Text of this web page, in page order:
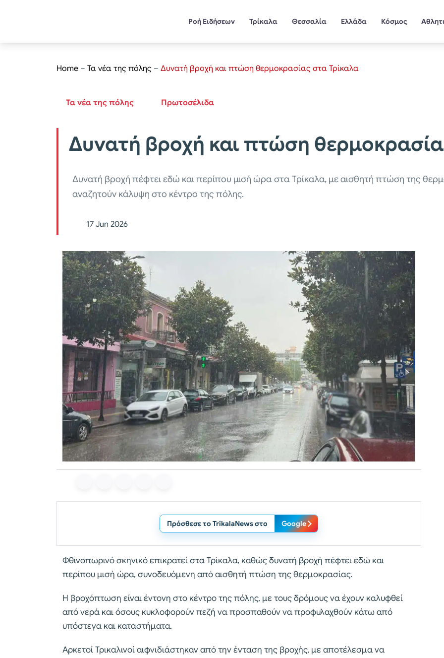
Ροή Ειδήσεων Τρίκαλα Θεσσαλία Ελλάδα Κόσμος
Home – Τα νέα της πόλης – Δυνατή βροχή και πτώση θερμοκρασίας στα Τρίκαλα
Τα νέα της πόλης Πρωτοσέλιδα
Δυνατή βροχή και πτώση
Δυνατή βροχή πέφτει εδώ και περίπου μισή ώρα στα Τρίκαλα, με αισθητή πτώση της
αναζητούν κάλυψη στο κέντρο της πόλης.
17 Jun 2026
Πρόσθεσε το TrikalaNews στο Google
Φθινοπωρινό σκηνικό επικρατεί στα Τρίκαλα, καθώς δυνατή βροχή πέφτει εδώ και
περίπου μισή ώρα, συνοδευόμενη από αισθητή πτώση της θερμοκρασίας.
Η βροχόπτωση είναι έντονη στο κέντρο της πόλης, με τους δρόμους να έχουν καλυφθεί
από νερά και όσους κυκλοφορούν πεζή να προσπαθούν να προφυλαχθούν κάτω από
υπόστεγα και καταστήματα.
Αρκετοί Τρικαλινοί αιφνιδιάστηκαν από την ένταση της βροχής, με αποτέλεσμα να